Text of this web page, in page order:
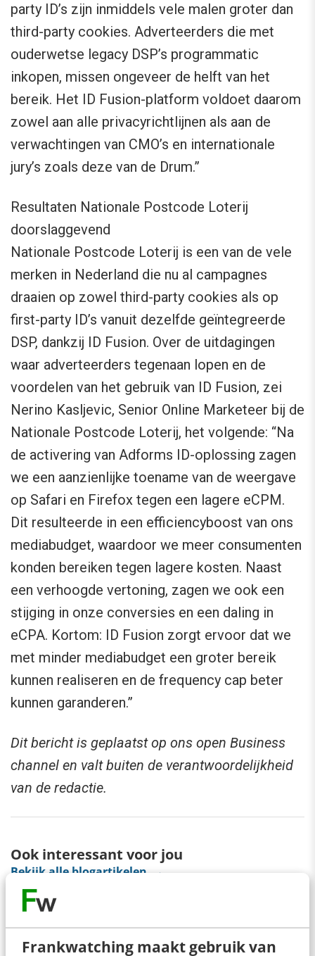
Frankwatching maakt gebruik van
party ID’s zijn inmiddels vele malen groter dan
third-party cookies. Adverteerders die met
ouderwetse legacy DSP’s programmatic
inkopen, missen ongeveer de helft van het
bereik. Het ID Fusion-platform voldoet daarom
zowel aan alle privacyrichtlijnen als aan de
verwachtingen van CMO’s en internationale
jury’s zoals deze van de Drum.”
Resultaten Nationale Postcode Loterij
doorslaggevend
Nationale Postcode Loterij is een van de vele
merken in Nederland die nu al campagnes
draaien op zowel third-party cookies als op
first-party ID’s vanuit dezelfde geïntegreerde
DSP, dankzij ID Fusion. Over de uitdagingen
waar adverteerders tegenaan lopen en de
voordelen van het gebruik van ID Fusion, zei
Nerino Kasljevic, Senior Online Marketeer bij de
Nationale Postcode Loterij, het volgende: “Na
de activering van Adforms ID-oplossing zagen
we een aanzienlijke toename van de weergave
op Safari en Firefox tegen een lagere eCPM.
Dit resulteerde in een efficiencyboost van ons
mediabudget, waardoor we meer consumenten
konden bereiken tegen lagere kosten. Naast
een verhoogde vertoning, zagen we ook een
stijging in onze conversies en een daling in
eCPA. Kortom: ID Fusion zorgt ervoor dat we
met minder mediabudget een groter bereik
kunnen realiseren en de frequency cap beter
kunnen garanderen.”
Dit bericht is geplaatst op ons open Business
channel en valt buiten de verantwoordelijkheid
van de redactie.
Ook interessant voor jou
Bekijk alle blogartikelen →
[stappenplan]
6 min·Kim Pot